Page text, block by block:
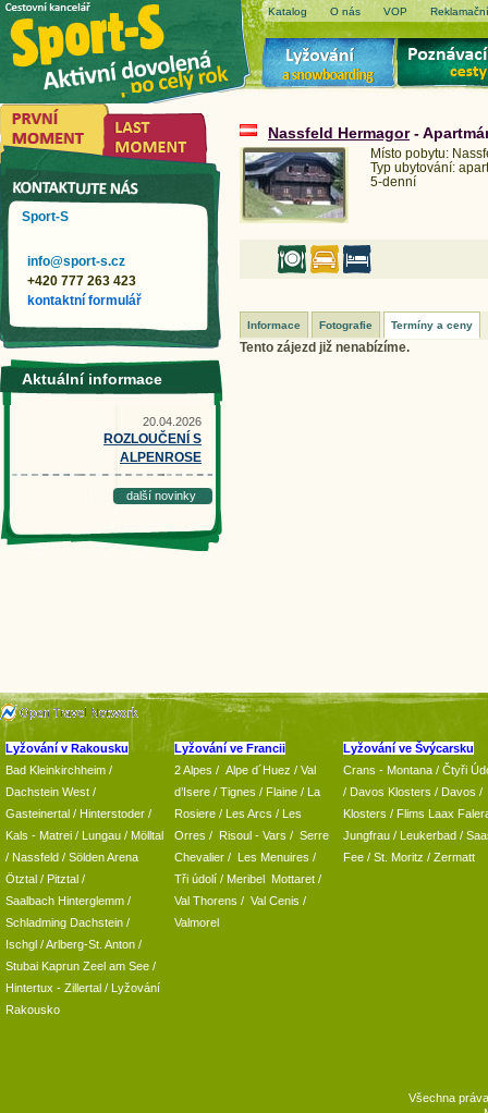
Katalog O nás VOP
Nassfeld Hermagor-
Místo pobytu:
Typ ubytování:
5-denní
Informace Fotografie Termíny a ceny
Tento zájezd již nenabízíme.
Sport-S
info@sport-s.cz
+420 777 263 423
kontaktní formulář
Aktuální informace
20.04.2026
ROZLOUČENÍ S
ALPENROSE
další novinky
Lyžování v Rakousku
Bad Kleinkirchheim /
Dachstein West /
Gasteinertal / Hinterstoder /
Kals - Matrei / Lungau / Mölltal
/ Nassfeld / Sölden Arena
Ötztal / Pitztal /
Saalbach Hinterglemm /
Schladming Dachstein /
Ischgl /Arlberg-St. Anton /
Stubai Kaprun Zeel am See /
Hintertux - Zillertal / Lyžování
Rakousko
Lyžování ve Francii
2 Alpes / Alpe d´Huez / Val
d’Isere / Tignes / Flaine / La
Rosiere / Les Arcs / Les
Orres / Risoul - Vars / Serre
Chevalier / Les Menuires /
Tři údolí / Meribel Mottaret /
Val Thorens / Val Cenis /
Valmorel
Lyžování ve Švýcarsku
Crans - Montana / Čtyři
/ Davos Klosters / Davos /
Klosters / Flims Laax
Jungfrau / Leukerbad /
Fee / St. Moritz / Zermatt
Všechna